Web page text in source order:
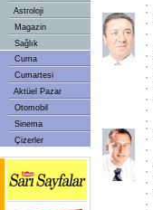
Astroloji
Magazin
Sağlık
Cuma
Cumartesi
Aktüel Pazar
Otomobil
Sinema
Çizerler